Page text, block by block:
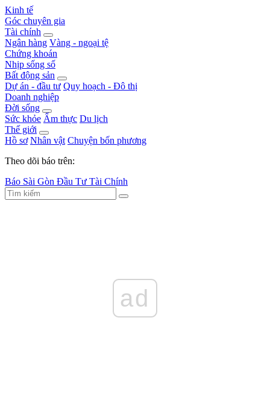
Kinh tế
Góc chuyên gia
Tài chính
Ngân hàng Vàng - ngoại tệ
Chứng khoán
Nhịp sống số
Bất động sản
Dự án - đầu tư Quy hoạch - Đô thị
Doanh nghiệp
Đời sống
Sức khỏe Ẩm thực Du lịch
Thế giới
Hồ sơ Nhân vật Chuyện bốn phương
Theo dõi báo trên:
Báo Sài Gòn Đầu Tư Tài Chính
ad